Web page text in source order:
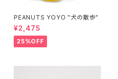
PEANUTS YOYO "犬の散歩"
¥2,475
25%OFF